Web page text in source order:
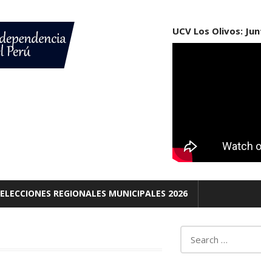
UCV Los Olivos:
ELECCIONES REGIONALES MUNICIPALES 2026